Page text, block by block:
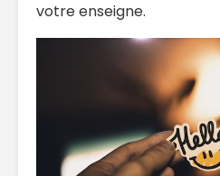
votre enseigne.